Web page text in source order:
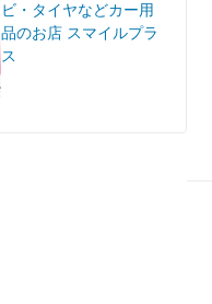
ビ・タイヤなどカー用
品のお店 スマイルプラ
ス